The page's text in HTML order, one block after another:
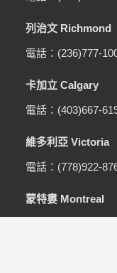
列治文 Richmond
電話：(236)777-
卡加立 Calgary
電話：(403)667-
維多利亞 Victoria
電話：(778)922-
蒙特婁 Montreal